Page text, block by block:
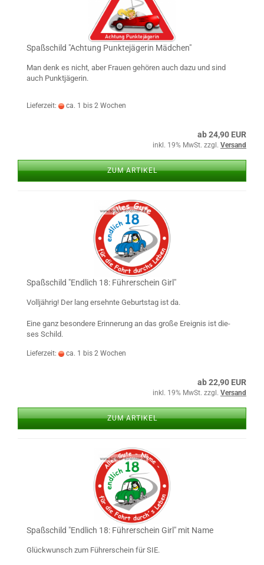
Spaß­schild "Ach­tung Punk­te­jä­ge­rin Mäd­chen"
Man denk es nicht, aber Frau­en ge­hö­ren auch dazu und sind
auch Punkt­jä­ge­rin.
Lieferzeit: ca. 1 bis 2 Wochen
ab 24,90 EUR
inkl. 19% MwSt. zzgl. Versand
ZUM ARTIKEL
Spaß­schild "End­lich 18: Füh­rer­schein Girl"
Voll­jäh­rig! Der lang er­sehn­te Ge­burts­tag ist da.
Eine ganz be­son­de­re Er­in­ne­rung an das große Er­eig­nis ist die­
ses Schild.
Lieferzeit: ca. 1 bis 2 Wochen
ab 22,90 EUR
inkl. 19% MwSt. zzgl. Versand
ZUM ARTIKEL
Spaß­schild "End­lich 18: Füh­rer­schein Girl" mit Name
Glück­wunsch zum Füh­rer­schein für SIE.